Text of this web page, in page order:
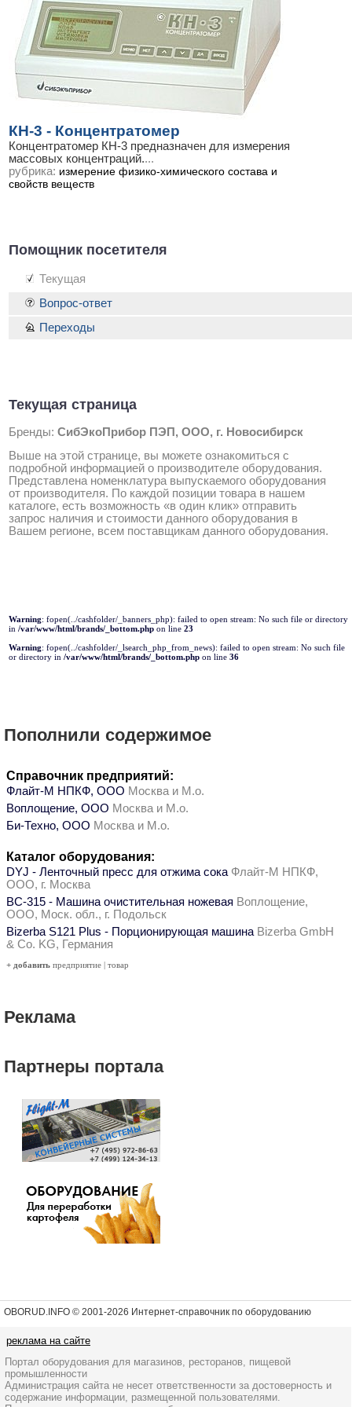
КН-3 - Концентратомер
Концентратомер КН-3 предназначен для измерения
массовых концентраций....
рубрика: измерение физико-химического состава и
свойств веществ
Помощник посетителя
Текущая
Текущая страница
Бренды: СибЭкоПрибор ПЭП, ООО, г. Новосибирск
Выше на этой странице, вы можете ознакомиться с
подробной информацией о производителе оборудования.
Представлена номенклатура выпускаемого оборудования
от производителя. По каждой позиции товара в нашем
каталоге, есть возможность «в один клик» отправить
запрос наличия и стоимости данного оборудования в
Вашем регионе, всем поставщикам данного оборудования.
Вопрос-ответ
Переходы
Warning: fopen(../cashfolder/_banners_php): failed to open stream: No such file or directory
in /var/www/html/brands/_bottom.php on line 23
Warning: fopen(../cashfolder/_lsearch_php_from_news): failed to open stream: No such file
or directory in /var/www/html/brands/_bottom.php on line 36
Пополнили содержимое
Справочник предприятий:
Флайт-М НПКФ, ООО Москва и М.о.
Воплощение, ООО Москва и М.о.
Би-Техно, ООО Москва и М.о.
Каталог оборудования:
DYJ - Ленточный пресс для отжима сока Флайт-М НПКФ,
ООО, г. Москва
ВС-315 - Машина очистительная ножевая Воплощение,
ООО, Моск. обл., г. Подольск
Bizerba S121 Plus - Порционирующая машина Bizerba GmbH
& Co. KG, Германия
+ добавить предприятие | товар
Реклама
Партнеры портала
OBORUD.INFO © 2001-2026 Интернет-справочник по оборудованию
реклама на сайте
Портал оборудования для магазинов, ресторанов, пищевой
промышленности
Администрация сайта не несет ответственности за достоверность и
содержание информации, размещенной пользователями.